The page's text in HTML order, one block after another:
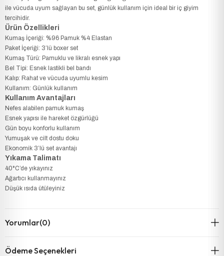
ile vücuda uyum sağlayan bu set, günlük kullanım için ideal bir iç giyim
tercihidir.
Ürün Özellikleri
Kumaş İçeriği: %96 Pamuk %4 Elastan
Paket İçeriği: 3’lü boxer set
Kumaş Türü: Pamuklu ve likralı esnek yapı
Bel Tipi: Esnek lastikli bel bandı
Kalıp: Rahat ve vücuda uyumlu kesim
Kullanım: Günlük kullanım
Kullanım Avantajları
Nefes alabilen pamuk kumaş
Esnek yapısı ile hareket özgürlüğü
Gün boyu konforlu kullanım
Yumuşak ve cilt dostu doku
Ekonomik 3’lü set avantajı
Yıkama Talimatı
40°C’de yıkayınız
Ağartıcı kullanmayınız
Düşük ısıda ütüleyiniz
Yorumlar(0)
Ödeme Seçenekleri